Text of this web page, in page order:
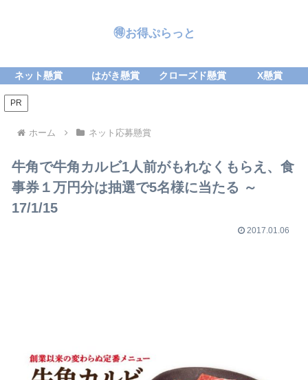
🉐お得ぷらっと
ネット懸賞 はがき懸賞 クローズド懸賞 X懸賞
PR
ホーム ネット応募懸賞
牛角で牛角カルビ1人前がもれなくもらえ、食
事券１万円分は抽選で5名様に当たる ～
17/1/15
2017.01.06